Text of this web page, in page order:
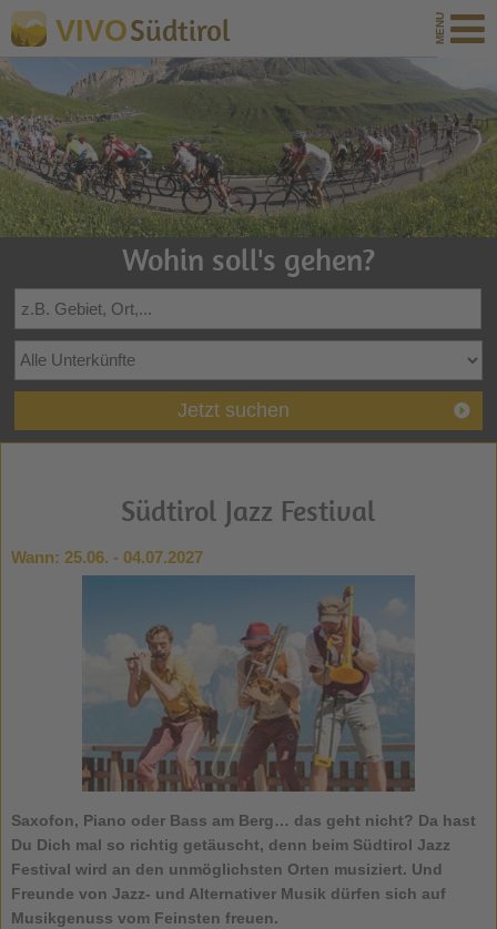
VIVOSüdtirol
Wohin soll's gehen?
Jetzt suchen
Südtirol Jazz Festival
Wann: 25.06. - 04.07.2027
Saxofon, Piano oder Bass am Berg… das geht nicht? Da hast
Du Dich mal so richtig getäuscht, denn beim Südtirol Jazz
Festival wird an den unmöglichsten Orten musiziert. Und
Freunde von Jazz- und Alternativer Musik dürfen sich auf
Musikgenuss vom Feinsten freuen.